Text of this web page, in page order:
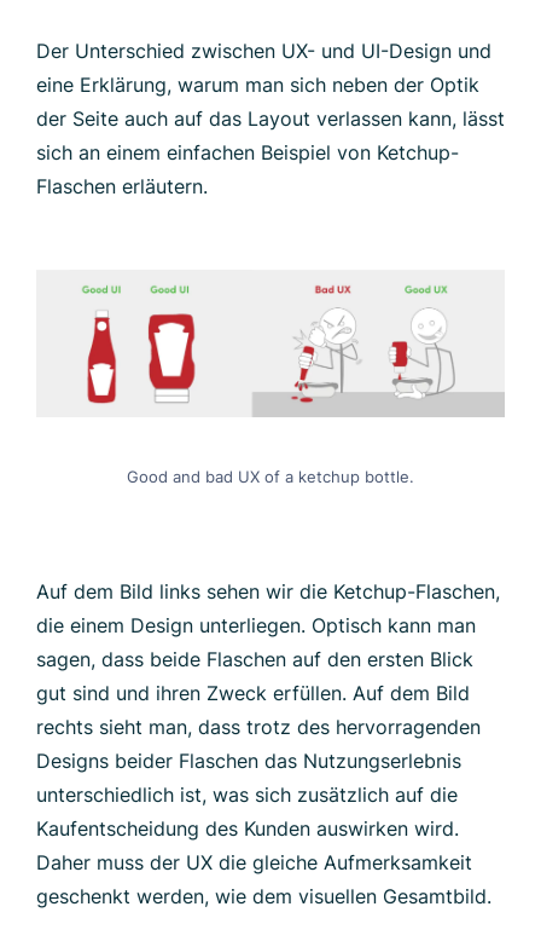
Der Unterschied zwischen UX- und UI-Design und
eine Erklärung, warum man sich neben der Optik
der Seite auch auf das Layout verlassen kann, lässt
sich an einem einfachen Beispiel von Ketchup-
Flaschen erläutern.
Good and bad UX of a ketchup bottle.
Auf dem Bild links sehen wir die Ketchup-Flaschen,
die einem Design unterliegen. Optisch kann man
sagen, dass beide Flaschen auf den ersten Blick
gut sind und ihren Zweck erfüllen. Auf dem Bild
rechts sieht man, dass trotz des hervorragenden
Designs beider Flaschen das Nutzungserlebnis
unterschiedlich ist, was sich zusätzlich auf die
Kaufentscheidung des Kunden auswirken wird.
Daher muss der UX die gleiche Aufmerksamkeit
geschenkt werden, wie dem visuellen Gesamtbild.